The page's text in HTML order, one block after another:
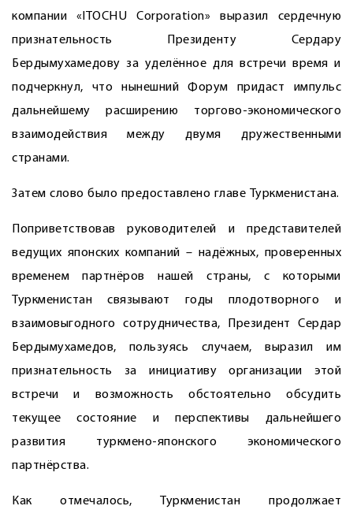
компании «ITOCHU Corporation» выразил сердечную
признательность Президенту ­Сердару
Бердымухамедову за уделённое для встречи время и
подчеркнул, что нынешний Форум придаст импульс
дальнейшему расширению торгово-экономического
взаимодействия между двумя дружественными
странами.
Затем слово было предоставлено главе Туркменистана.
Поприветствовав руководителей и представителей
ведущих японских компаний – надёжных, проверенных
временем партнёров нашей страны, с которыми
Туркменистан связывают годы плодотворного и
взаимовыгодного сотрудничества, Президент Сердар
Бердымухамедов, пользуясь случаем, выразил им
признательность за инициативу организации этой
встречи и возможность обстоятельно обсудить
текущее состояние и перспективы дальнейшего
развития туркмено-японского экономического
партнёрства.
Как отмечалось, Туркменистан продолжает